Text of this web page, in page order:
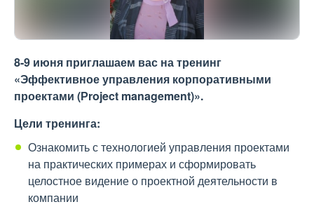
8-9 июня приглашаем вас на тренинг
«Эффективное управления корпоративными
проектами (Рroject management)».
Цели тренинга:
Ознакомить с технологией управления проектами
на практических примерах и сформировать
целостное видение о проектной деятельности в
компании